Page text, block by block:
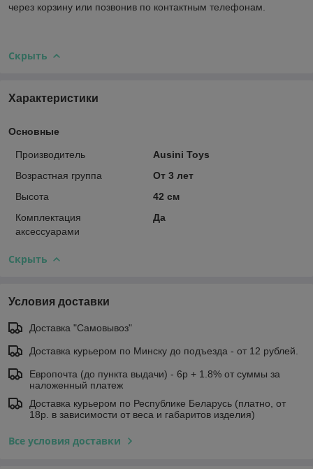
через корзину или позвонив по контактным телефонам.
Скрыть
Характеристики
Основные
Производитель
Ausini Toys
Возрастная группа
От 3 лет
Высота
42 см
Комплектация
аксессуарами
Да
Скрыть
Условия доставки
Доставка "Самовывоз"
Доставка курьером по Минску до подъезда - от 12 рублей.
Европочта (до пункта выдачи) - 6р + 1.8% от суммы за
наложенный платеж
Доставка курьером по Республике Беларусь (платно, от
18р. в зависимости от веса и габаритов изделия)
Все условия доставки